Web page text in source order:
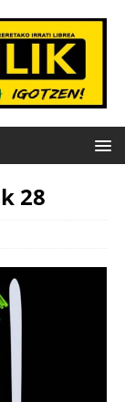
28